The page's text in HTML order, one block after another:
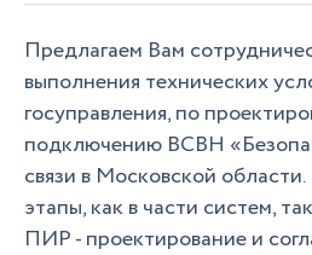
Предлагаем Вам
выполнения технических
госуправления, по
подключению ВСВН
связи в Московской
этапы, как в части систем,
ПИР - проектирование и